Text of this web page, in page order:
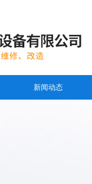
新闻动态